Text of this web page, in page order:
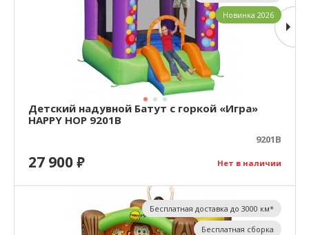
Детский надувной Батут с горкой «Игра»
HAPPY HOP 9201B
9201B
Нет в наличии
27 900₽
Новинка 2026
Бесплатная доставка до 3000 км*
Бесплатная сборка